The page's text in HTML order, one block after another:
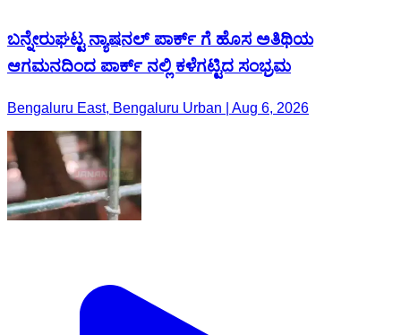
ಬನ್ನೇರುಘಟ್ಟ ನ್ಯಾಷನಲ್ ಪಾರ್ಕ್ ಗೆ ಹೊಸ ಅತಿಥಿಯ
ಆಗಮನದಿಂದ ಪಾರ್ಕ್ ನಲ್ಲಿ ಕಳೆಗಟ್ಟಿದ ಸಂಭ್ರಮ
Bengaluru East, Bengaluru Urban | Aug 6, 2026